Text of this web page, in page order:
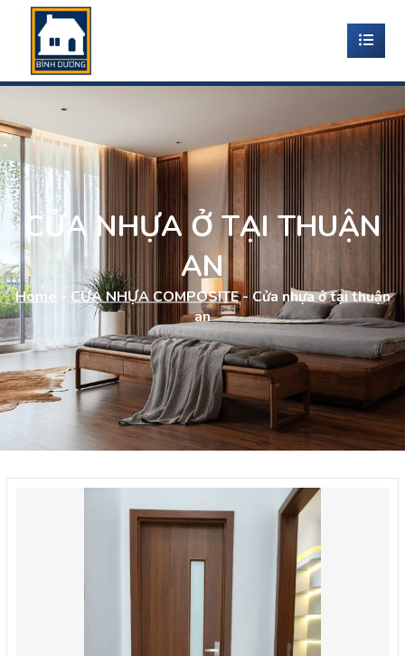
CỬA NHỰA Ở TẠI THUẬN
AN
Home - CỬA NHỰA COMPOSITE- Cửa nhựa ở tại thuận
an